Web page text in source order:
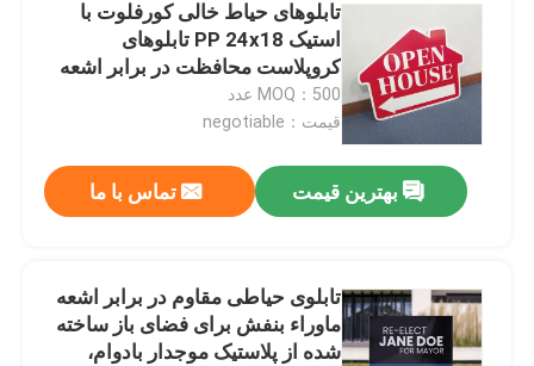
تابلوهای حیاط خالی کورفلوت با
استیک PP 24x18 تابلوهای
کروپلاست محافظت در برابر اشعه
ماوراء بنفش
MOQ：500 عدد
قیمت：negotiable
بهترین قیمت تماس با ما
تابلوی حیاطی مقاوم در برابر اشعه
ماوراء بنفش برای فضای باز ساخته
شده از پلاستیک موجدار بادوام،